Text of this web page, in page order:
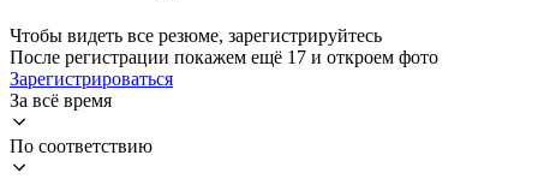
Чтобы видеть все резюме, зарегистрируйтесь
После регистрации покажем ещё 17 и откроем фото
Зарегистрироваться
За всё время
По соответствию